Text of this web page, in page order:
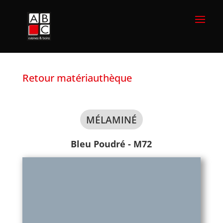
Retour matériauthèque
MÉLAMINÉ
Bleu Poudré - M72